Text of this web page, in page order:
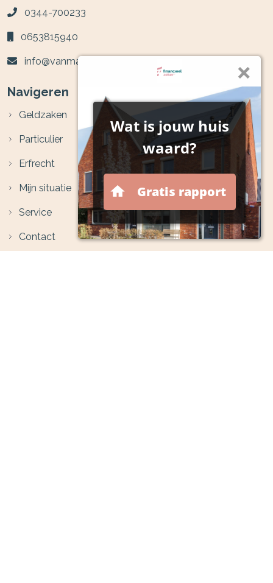
0344-700233
0653815940
info@vanmarrewijkfa.nl
Navigeren
Geldzaken
Particulier
Erfrecht
Mijn situatie
Service
Contact